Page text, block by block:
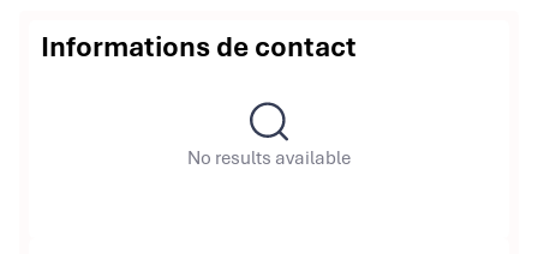
Informations de contact
No results available